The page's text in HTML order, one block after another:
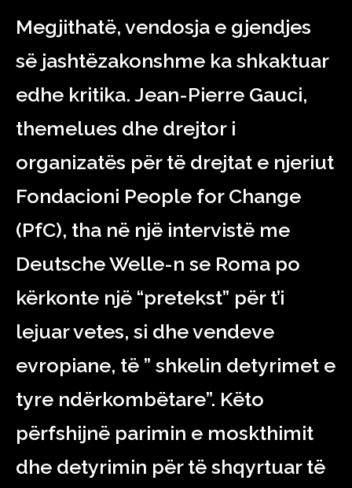
Megjithatë, vendosja e gjendjes
së jashtëzakonshme ka shkaktuar
edhe kritika. Jean-Pierre Gauci,
themelues dhe drejtor i
organizatës për të drejtat e njeriut
Fondacioni People for Change
(PfC), tha në një intervistë me
Deutsche Welle-n se Roma po
kërkonte një “pretekst” për t’i
lejuar vetes, si dhe vendeve
evropiane, të ” shkelin detyrimet e
tyre ndërkombëtare”. Këto
përfshijnë parimin e moskthimit
dhe detyrimin për të shqyrtuar të